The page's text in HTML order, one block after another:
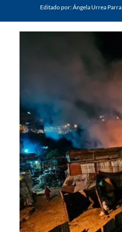
Editado por:Ángela Urrea Parra